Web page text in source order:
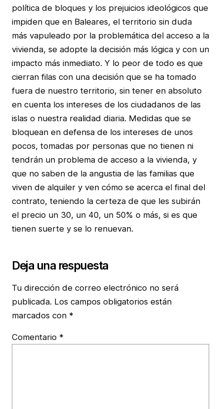
política de bloques y los prejuicios ideológicos que
impiden que en Baleares, el territorio sin duda
más vapuleado por la problemática del acceso a la
vivienda, se adopte la decisión más lógica y con un
impacto más inmediato. Y lo peor de todo es que
cierran filas con una decisión que se ha tomado
fuera de nuestro territorio, sin tener en absoluto
en cuenta los intereses de los ciudadanos de las
islas o nuestra realidad diaria. Medidas que se
bloquean en defensa de los intereses de unos
pocos, tomadas por personas que no tienen ni
tendrán un problema de acceso a la vivienda, y
que no saben de la angustia de las familias que
viven de alquiler y ven cómo se acerca el final del
contrato, teniendo la certeza de que les subirán
el precio un 30, un 40, un 50% o más, si es que
tienen suerte y se lo renuevan.
Deja una respuesta
Tu dirección de correo electrónico no será
publicada. Los campos obligatorios están
marcados con *
Comentario *